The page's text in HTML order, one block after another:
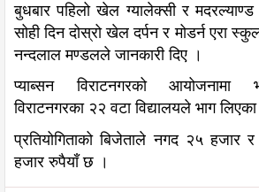
बुधबार पहिलो खेल ग्यालेक्सी र
सोही दिन दोस्रो खेल दर्पन र मोडर्न एरा
नन्दलाल मण्डलले जानकारी दिए ।
प्याब्सन विराटनगरको आयोजनामा
विराटनगरका २२ वटा विद्यालयले भाग
प्रतियोगिताको बिजेताले नगद २५ हजार
हजार रुपैयाँ छ ।